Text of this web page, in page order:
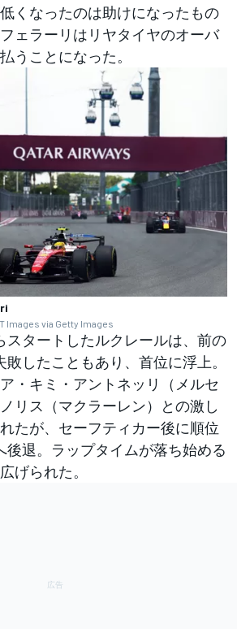
くなったのは助けになったもの
ェラーリはリヤタイヤのオーバ
うことになった。
Images via Getty Images
タートしたルクレールは、前の
したこともあり、首位に浮上。
・キミ・アントネッリ（メルセ
リス（マクラーレン）との激し
たが、セーフティカー後に順位
後退。ラップタイムが落ち始める
げられた。